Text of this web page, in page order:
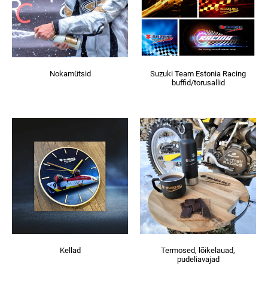
Nokamütsid
Suzuki Team Estonia Racing
buffid/torusallid
Kellad
Termosed, lõikelauad,
pudeliavajad